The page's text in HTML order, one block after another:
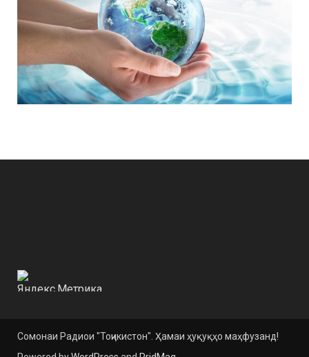
Сомонаи Радиои "Тоҷикистон". Ҳамаи ҳуқуқҳо маҳфузанд!